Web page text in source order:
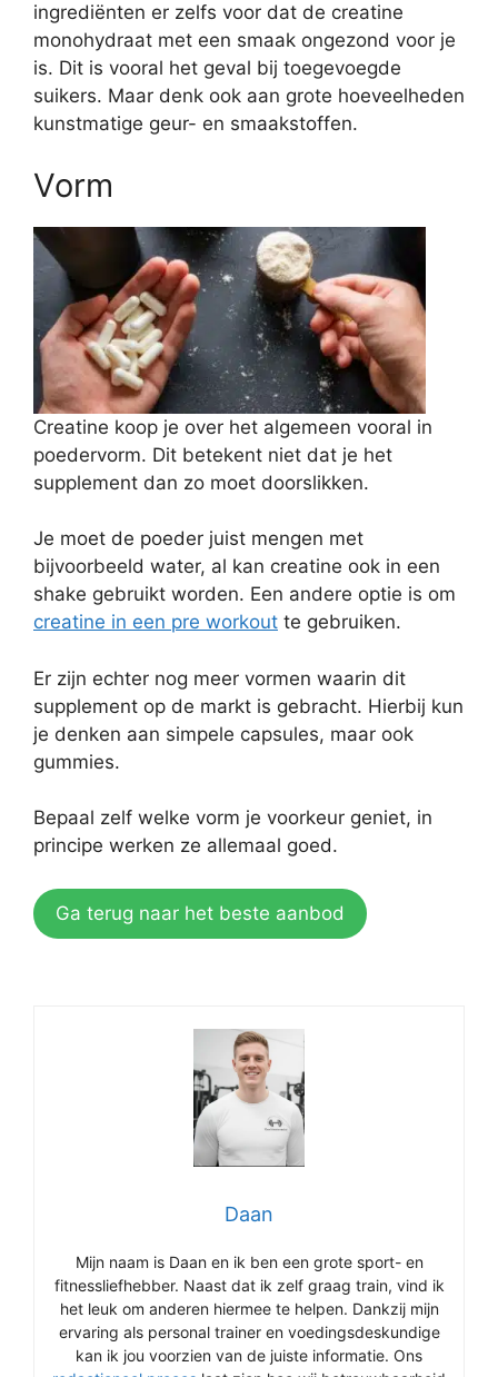
ingrediënten er zelfs voor dat de creatine
monohydraat met een smaak ongezond voor je
is. Dit is vooral het geval bij toegevoegde
suikers. Maar denk ook aan grote hoeveelheden
kunstmatige geur- en smaakstoffen.
Vorm
Creatine koop je over het algemeen vooral in
poedervorm. Dit betekent niet dat je het
supplement dan zo moet doorslikken.
Je moet de poeder juist mengen met
bijvoorbeeld water, al kan creatine ook in een
shake gebruikt worden. Een andere optie is om
creatine in een pre workout te gebruiken.
Er zijn echter nog meer vormen waarin dit
supplement op de markt is gebracht. Hierbij kun
je denken aan simpele capsules, maar ook
gummies.
Bepaal zelf welke vorm je voorkeur geniet, in
principe werken ze allemaal goed.
Ga terug naar het beste aanbod
Daan
Mijn naam is Daan en ik ben een grote sport- en
fitnessliefhebber. Naast dat ik zelf graag train, vind ik
het leuk om anderen hiermee te helpen. Dankzij mijn
ervaring als personal trainer en voedingsdeskundige
kan ik jou voorzien van de juiste informatie. Ons